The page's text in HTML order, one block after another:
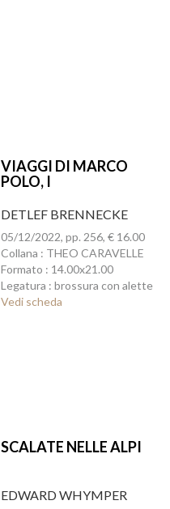
VIAGGI DI MARCO
POLO, I
DETLEF BRENNECKE
05/12/2022, pp. 256, € 16.00
Collana : THEO CARAVELLE
Formato : 14.00x21.00
Legatura : brossura con alette
Vedi scheda
SCALATE NELLE ALPI
EDWARD WHYMPER